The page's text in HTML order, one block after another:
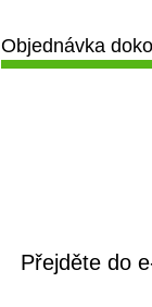
Objednávka
Přejděte do